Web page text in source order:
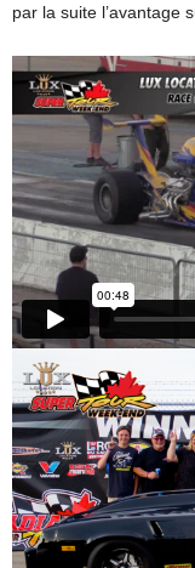
par la suite l’avantage